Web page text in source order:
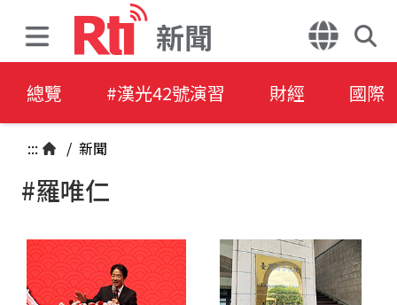
新聞
總覽 #漢光42號演習 財經 國際
::: / 新聞
#羅唯仁